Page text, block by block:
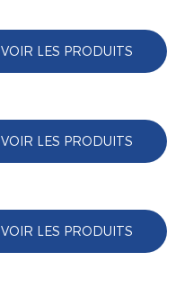
VOIR LES PRODUITS
VOIR LES PRODUITS
VOIR LES PRODUITS